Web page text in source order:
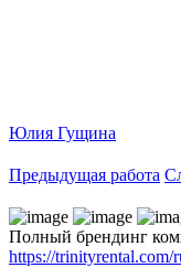
Юлия Гущина
Предыдущая работа
Полный брендинг
https://trinityrental.com/